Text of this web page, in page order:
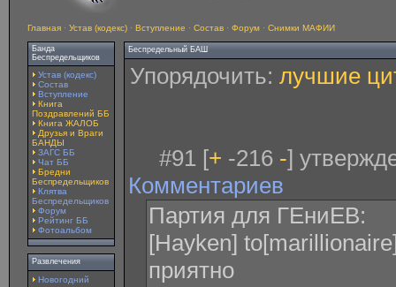
Главная · Устав (кодекс) · Вступление · Состав · Форум · Снимки МАФИИ
Банда
Беспредельщиков
Устав (кодекс)
Состав
Вступление
Книга
Поздравлений ББ
Книга ЖАЛОБ
Друзья и Враги
БАНДЫ
ЗАГС ББ
Чат ББ
Бредни
Беспредельщиков
Клятва
Беспредельщиков
Форум
Рейтинг ББ
Фотоальбом
Развлечения
Новогодний
Беспредельный БАШ
Упорядочить: лучшие
#91 [+ -216 -]
Комментариев
Партия для ГЕниЕВ:
[Hayken]
приятно